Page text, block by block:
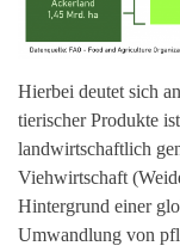
Hierbei deutet sich
tierischer Produkte
landwirtschaftlich
Viehwirtschaft
Hintergrund einer
Umwandlung von